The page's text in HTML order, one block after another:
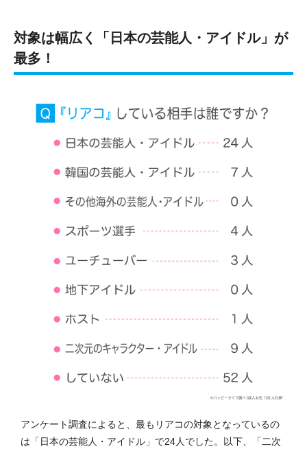
対象は幅広く「日本の芸能人・アイドル」が
最多！
アンケート調査によると、最もリアコの対象となっているの
は「日本の芸能人・アイドル」で24人でした。以下、「二次